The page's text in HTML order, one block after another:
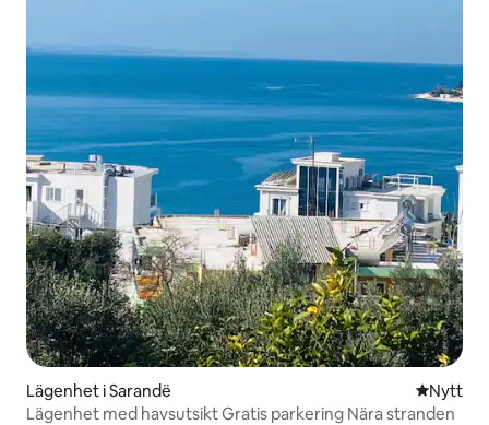
Lägenhet i Sarandë NyttNytt
Lägenhet med havsutsikt Gratis parkering Nära stranden